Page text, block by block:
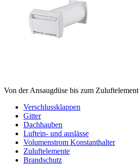
Von der Ansaugdüse bis zum Zuluftelement
Verschlussklappen
Gitter
Dachhauben
Luftein- und auslässe
Volumenstrom Konstanthalter
Zuluftelemente
Brandschutz